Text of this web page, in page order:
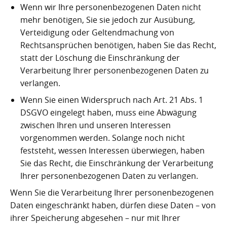
Wenn wir Ihre personenbezogenen Daten nicht
mehr benötigen, Sie sie jedoch zur Ausübung,
Verteidigung oder Geltendmachung von
Rechtsansprüchen benötigen, haben Sie das Recht,
statt der Löschung die Einschränkung der
Verarbeitung Ihrer personenbezogenen Daten zu
verlangen.
Wenn Sie einen Widerspruch nach Art. 21 Abs. 1
DSGVO eingelegt haben, muss eine Abwägung
zwischen Ihren und unseren Interessen
vorgenommen werden. Solange noch nicht
feststeht, wessen Interessen überwiegen, haben
Sie das Recht, die Einschränkung der Verarbeitung
Ihrer personenbezogenen Daten zu verlangen.
Wenn Sie die Verarbeitung Ihrer personenbezogenen
Daten eingeschränkt haben, dürfen diese Daten – von
ihrer Speicherung abgesehen – nur mit Ihrer